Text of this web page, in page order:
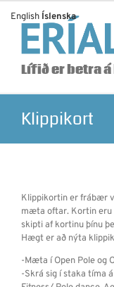
content
Lífið er betra
Klippikort
Klippikortin er frábær
mæta oftar. Kortin
skipti af kortinu þínu
Hægt er að nýta
-Mæta í Open Pole og
-Skrá sig í staka tíma
English Íslenska